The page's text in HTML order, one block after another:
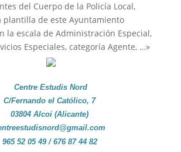
del Cuerpo de la Policía Local,
plantilla de este Ayuntamiento
la escala de Administración Especial,
Especiales, categoría Agente, …»
Centre Estudis Nord
C/Fernando elCatólico, 7
03804 Alcoi (Alicante)
965 52 05 49 / 676 87 44 82